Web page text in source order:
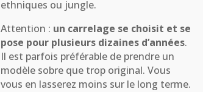
ethniques ou jungle.
Attention : un carrelage se choisit et se
pose pour plusieurs dizaines d’années.
Il est parfois préférable de prendre un
modèle sobre que trop original. Vous
vous en lasserez moins sur le long terme.